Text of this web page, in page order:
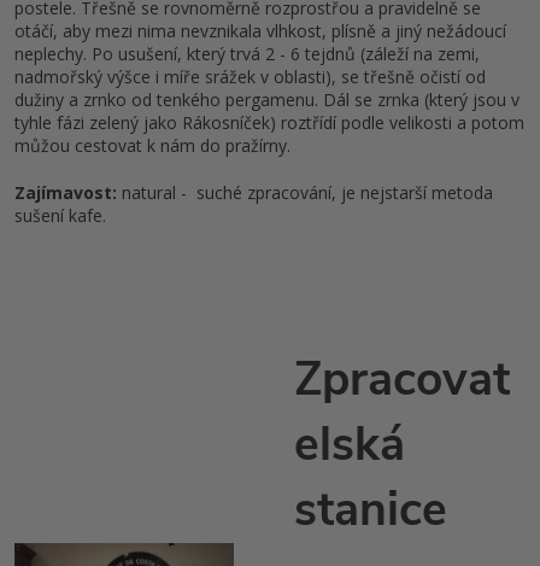
postele. Třešně se rovnoměrně rozprostřou a pravidelně se
otáčí, aby mezi nima nevznikala vlhkost, plísně a jiný nežádoucí
neplechy. Po usušení, který trvá 2 - 6 tejdnů (záleží na zemi,
nadmořský výšce i míře srážek v oblasti), se třešně očistí od
dužiny a zrnko od tenkého pergamenu. Dál se zrnka (který jsou v
tyhle fázi zelený jako Rákosníček) roztřídí podle velikosti a potom
můžou cestovat k nám do pražírny.
Zajímavost: natural - suché zpracování, je nejstarší metoda
sušení kafe.
Zpracovat
elská
stanice